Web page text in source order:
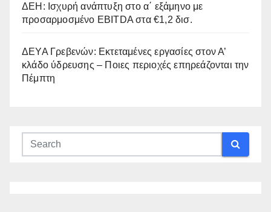
ΔΕΗ: Ισχυρή ανάπτυξη στο α΄ εξάμηνο με
προσαρμοσμένο EBITDA στα €1,2 δισ.
ΔΕΥΑ Γρεβενών: Εκτεταμένες εργασίες στον Α’
κλάδο ύδρευσης – Ποιες περιοχές επηρεάζονται την
Πέμπτη